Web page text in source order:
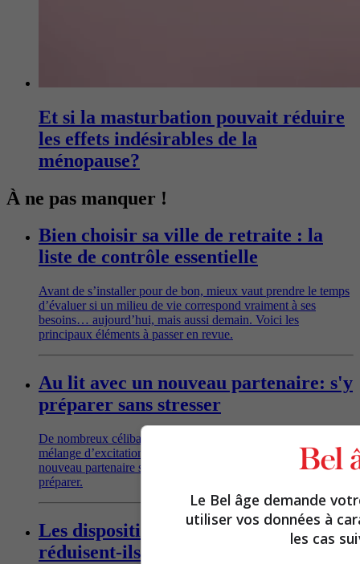
Et si la masturbation pouvait réduire
les effets indésirables de la
ménopause?
À ne pas manquer !
Bien choisir sa ville de retraite : la
liste de contrôle essentielle
Avant de s’installer pour de bon, mieux vaut prendre le temps
d’évaluer si un milieu de vie correspond vraiment à ses
besoins… aujourd’hui, mais aussi demain. Voici les
principaux éléments à passer en revue.
Au lit avec un nouveau partenaire: s'y
préparer sans stresser
De nombreux célibataires de longue date éprouvent un
mélange d’excitation et d’inquiétude à l’idée d’accueillir un
nouveau partenaire sous la couette. Conseils pour s’y
préparer.
Les dispositifs d’aide à la conduite
réduisent-ils vraiment les accidents?
Le Bel âge demande
utiliser vos données à
les cas